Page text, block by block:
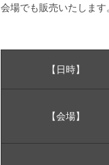
会場でも販売いたします
【日時】
【会場】